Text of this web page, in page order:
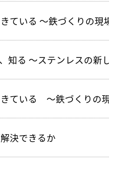
ている ～鉄づくりの現
知る ～ステンレスの新
ている ～鉄づくりの現
決できるか